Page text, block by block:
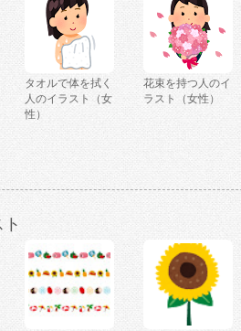
タオルで体を拭く
人のイラスト（女
性）
花束を持つ人のイ
ラスト（女性）